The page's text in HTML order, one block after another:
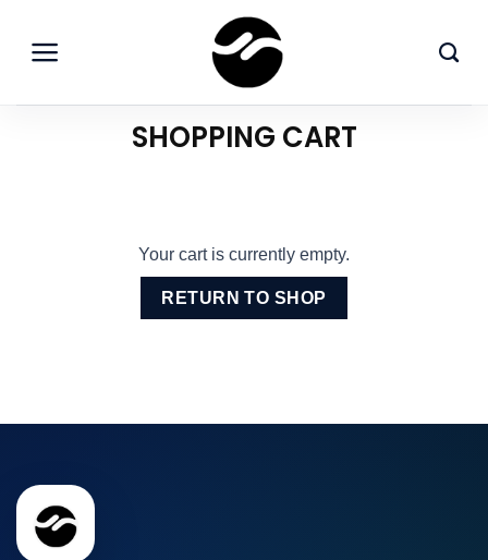
content
SHOPPING CART
Your cart is currently empty.
RETURN TO SHOP